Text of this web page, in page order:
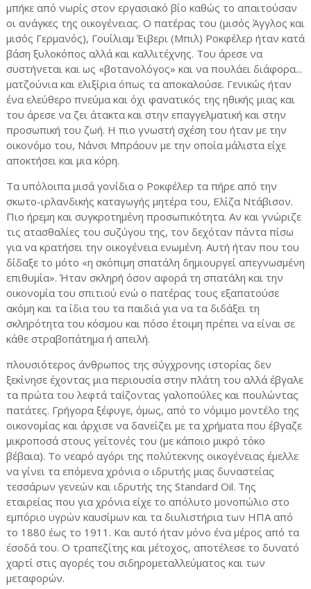
μπήκε από νωρίς στον εργασιακό βίο καθώς το απαιτούσαν
οι ανάγκες της οικογένειας. Ο πατέρας του (μισός Άγγλος και
μισός Γερμανός), Γουίλιαμ Έιβερι (Μπιλ) Ροκφέλερ ήταν κατά
βάση ξυλοκόπος αλλά και καλλιτέχνης. Του άρεσε να
συστήνεται και ως «βοτανολόγος» και να πουλάει διάφορα...
ματζούνια και ελιξίρια όπως τα αποκαλούσε. Γενικώς ήταν
ένα ελεύθερο πνεύμα και όχι φανατικός της ηθικής μιας και
του άρεσε να ζει άτακτα και στην επαγγελματική και στην
προσωπική του ζωή. Η πιο γνωστή σχέση του ήταν με την
οικονόμο του, Νάνσι Μπράουν με την οποία μάλιστα είχε
αποκτήσει και μια κόρη.
Τα υπόλοιπα μισά γονίδια ο Ροκφέλερ τα πήρε από την
σκωτο-ιρλανδικής καταγωγής μητέρα του, Ελίζα Ντάβισον.
Πιο ήρεμη και συγκροτημένη προσωπικότητα. Αν και γνώριζε
τις ατασθαλίες του συζύγου της, τον δεχόταν πάντα πίσω
για να κρατήσει την οικογένεια ενωμένη. Αυτή ήταν που του
δίδαξε το μότο «η σκόπιμη σπατάλη δημιουργεί απεγνωσμένη
επιθυμία». Ήταν σκληρή όσον αφορά τη σπατάλη και την
οικονομία του σπιτιού ενώ ο πατέρας τους εξαπατούσε
ακόμη και τα ίδια του τα παιδιά για να τα διδάξει τη
σκληρότητα του κόσμου και πόσο έτοιμη πρέπει να είναι σε
κάθε στραβοπάτημα ή απειλή.
πλουσιότερος άνθρωπος της σύγχρονης ιστορίας δεν
ξεκίνησε έχοντας μια περιουσία στην πλάτη του αλλά έβγαλε
τα πρώτα του λεφτά ταΐζοντας γαλοπούλες και πουλώντας
πατάτες. Γρήγορα ξέφυγε, όμως, από το νόμιμο μοντέλο της
οικονομίας και άρχισε να δανείζει με τα χρήματα που έβγαζε
μικροποσά στους γείτονές του (με κάποιο μικρό τόκο
βέβαια). Το νεαρό αγόρι της πολύτεκνης οικογένειας έμελλε
να γίνει τα επόμενα χρόνια ο ιδρυτής μιας δυναστείας
τεσσάρων γενεών και ιδρυτής της Standard Oil. Της
εταιρείας που για χρόνια είχε το απόλυτο μονοπώλιο στο
εμπόριο υγρών καυσίμων και τα διυλιστήρια των ΗΠΑ από
το 1880 έως το 1911. Και αυτό ήταν μόνο ένα μέρος από τα
έσοδά του. Ο τραπεζίτης και μέτοχος, αποτέλεσε το δυνατό
χαρτί στις αγορές του σιδηρομεταλλεύματος και των
μεταφορών.